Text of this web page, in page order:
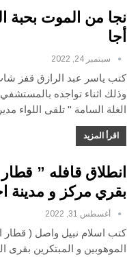
نجا من الموت بحبة
أجا
سبتمبر 24, 2022
كتب ياسر عبد الرازق قفز
وذلك اثناء تواجده
الغلة السامة " تلقى اللواء
اقرأ المزيد
بقري مركز و مدينة
أغسطس 31, 2022
كتب اسلام نبيل واصل ( قطار
الموهوبين و المبتكرين بقرى